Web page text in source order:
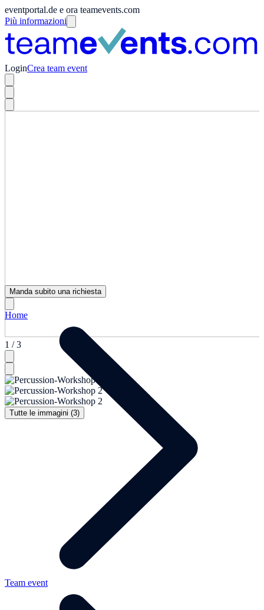
eventportal.de e ora teamevents.com
Più informazioni
LoginCrea team event
1 / 3
Tutte le immagini (3)
Manda subito una richiesta
Home
Team event